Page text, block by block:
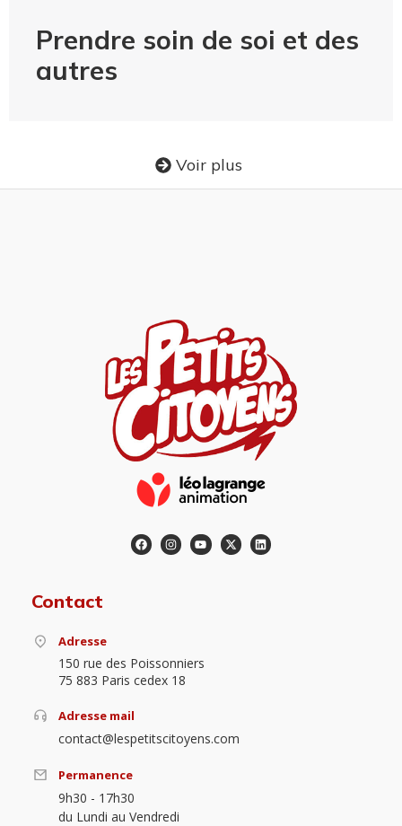
Prendre soin de soi et des
autres
Voir plus
Contact
Adresse
150 rue des Poissonniers
75 883 Paris cedex 18
Adresse mail
contact@lespetitscitoyens.com
Permanence
9h30 - 17h30
du Lundi au Vendredi